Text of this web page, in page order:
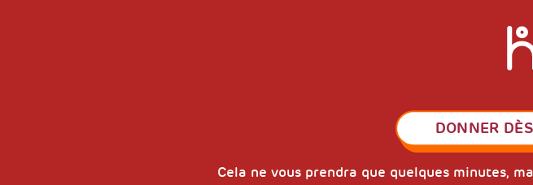
DONNER
Cela ne vous prendra que quelques minutes,